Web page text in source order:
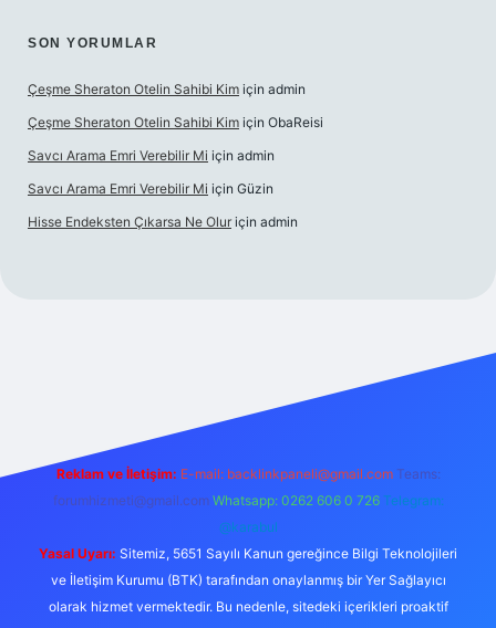
SON YORUMLAR
Çeşme Sheraton Otelin Sahibi Kim için admin
Çeşme Sheraton Otelin Sahibi Kim için ObaReisi
Savcı Arama Emri Verebilir Mi için admin
Savcı Arama Emri Verebilir Mi için Güzin
Hisse Endeksten Çıkarsa Ne Olur için admin
Reklam ve İletişim: E-mail: backlinkpaneli@gmail.com Teams:
forumhizmeti@gmail.com Whatsapp: 0262 606 0 726 Telegram:
@karabul
Yasal Uyarı: Sitemiz, 5651 Sayılı Kanun gereğince Bilgi Teknolojileri
ve İletişim Kurumu (BTK) tarafından onaylanmış bir Yer Sağlayıcı
olarak hizmet vermektedir. Bu nedenle, sitedeki içerikleri proaktif